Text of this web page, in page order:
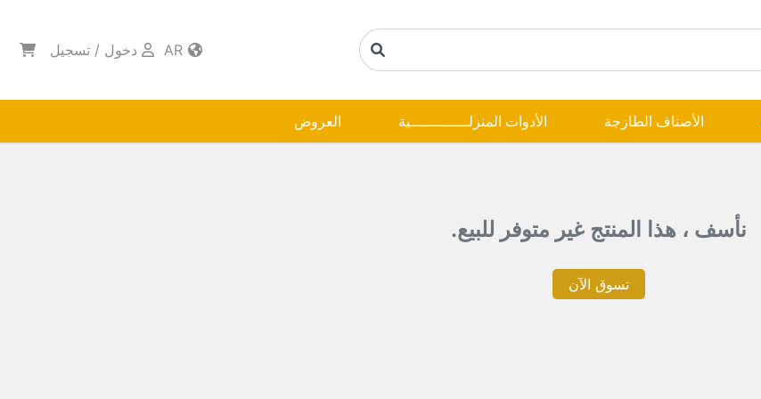
دخول / تسجيل
الأصناف الطازجة الأدوات المنزلـــــــــــــية العروض
نأسف ، هذا المنتج غير متوفر للبيع.
تسوق الآن